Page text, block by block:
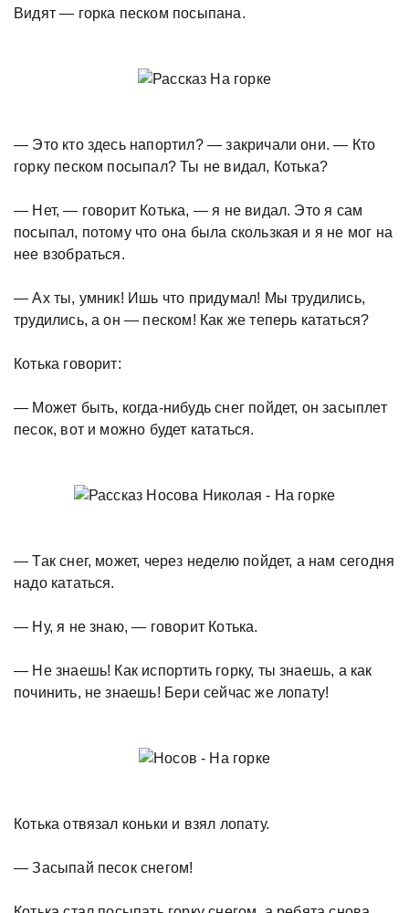
Видят — горка песком посыпана.
— Это кто здесь напортил? — закричали они. — Кто
горку песком посыпал? Ты не видал, Котька?
— Нет, — говорит Котька, — я не видал. Это я сам
посыпал, потому что она была скользкая и я не мог на
нее взобраться.
— Ах ты, умник! Ишь что придумал! Мы трудились,
трудились, а он — песком! Как же теперь кататься?
Котька говорит:
— Может быть, когда-нибудь снег пойдет, он засыплет
песок, вот и можно будет кататься.
— Так снег, может, через неделю пойдет, а нам сегодня
надо кататься.
— Ну, я не знаю, — говорит Котька.
— Не знаешь! Как испортить горку, ты знаешь, а как
починить, не знаешь! Бери сейчас же лопату!
Котька отвязал коньки и взял лопату.
— Засыпай песок снегом!